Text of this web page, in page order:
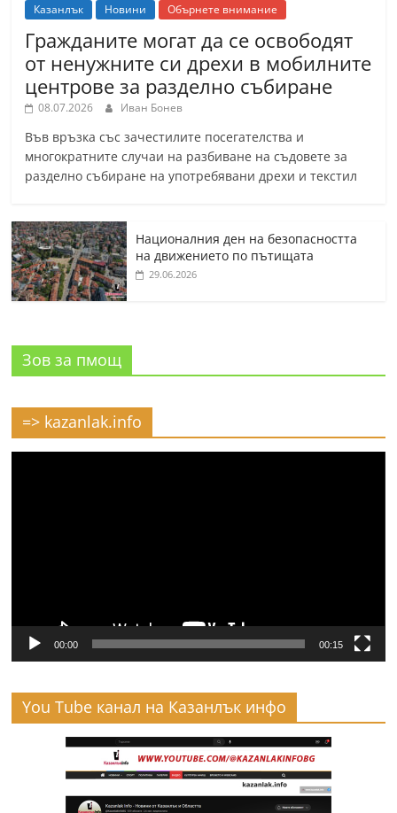
Казанлък Новини Обърнете внимание
Гражданите могат да се освободят
от ненужните си дрехи в мобилните
центрове за разделно събиране
08.07.2026 Иван Бонев
Във връзка със зачестилите посегателства и
многократните случаи на разбиване на съдовете за
разделно събиране на употребявани дрехи и текстил
Националния ден на безопасността
на движението по пътищата
29.06.2026
Зов за пмощ
=> kazanlak.info
00:00 00:15
You Tube канал на Казанлък инфо